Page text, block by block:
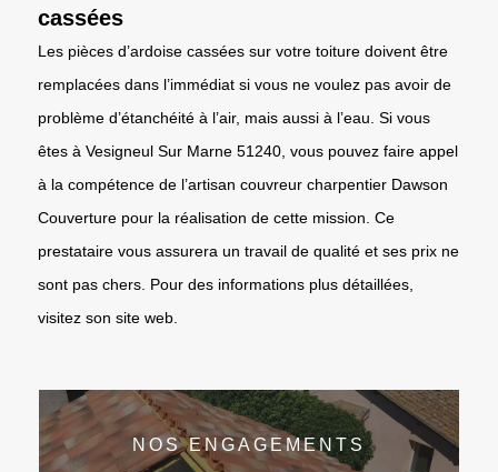
cassées
Les pièces d’ardoise cassées sur votre toiture doivent être
remplacées dans l’immédiat si vous ne voulez pas avoir de
problème d’étanchéité à l’air, mais aussi à l’eau. Si vous
êtes à Vesigneul Sur Marne 51240, vous pouvez faire appel
à la compétence de l’artisan couvreur charpentier Dawson
Couverture pour la réalisation de cette mission. Ce
prestataire vous assurera un travail de qualité et ses prix ne
sont pas chers. Pour des informations plus détaillées,
visitez son site web.
NOS ENGAGEMENTS